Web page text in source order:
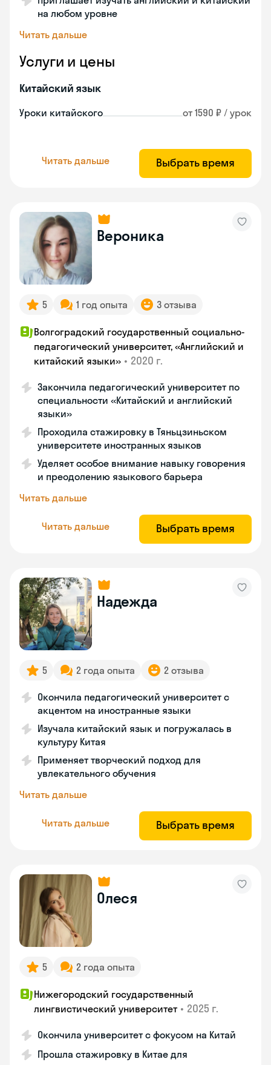
на любом уровне
Читать дальше
Услуги и цены
Китайский язык
Уроки китайского от 1590 ₽ / урок
Читать дальше Выбрать время
Вероника
5 1 год опыта 3 отзыва
Волгоградский государственный социально-
педагогический университет, «Английский и
китайский языки» • 2020 г.
Закончила педагогический университет по
специальности «Китайский и английский
языки»
Проходила стажировку в Тяньцзиньском
университете иностранных языков
Уделяет особое внимание навыку говорения
и преодолению языкового барьера
Читать дальше
Читать дальше Выбрать время
Надежда
5 2 года опыта 2 отзыва
Окончила педагогический университет с
акцентом на иностранные языки
Изучала китайский язык и погружалась в
культуру Китая
Применяет творческий подход для
увлекательного обучения
Читать дальше
Читать дальше Выбрать время
Олеся
5 2 года опыта
Нижегородский государственный
лингвистический университет • 2025 г.
Окончила университет с фокусом на Китай
Прошла стажировку в Китае для